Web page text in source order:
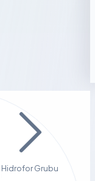
Hidrofor Grubu